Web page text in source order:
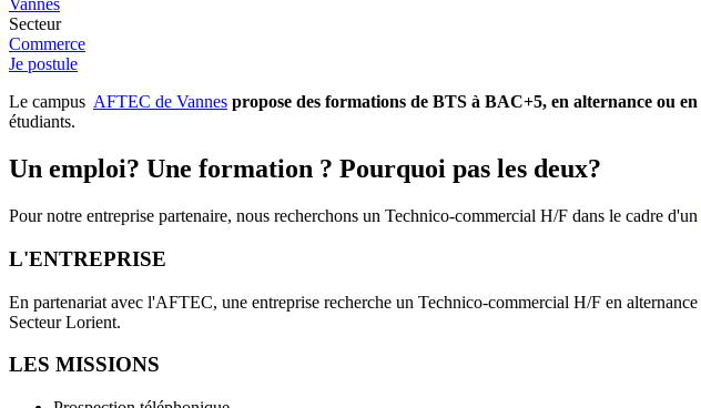
Vannes
Secteur
Commerce
Je postule
Le campus AFTEC de Vannes propose des formations de BTS à BAC+5, en alternance ou
étudiants.
Un emploi? Une formation ? Pourquoi pas les deux?
Pour notre entreprise partenaire, nous recherchons un Technico-commercial H/F dans le cadre d'un
L'ENTREPRISE
En partenariat avec l'AFTEC, une entreprise recherche un Technico-commercial H/F en
Secteur Lorient.
LES MISSIONS